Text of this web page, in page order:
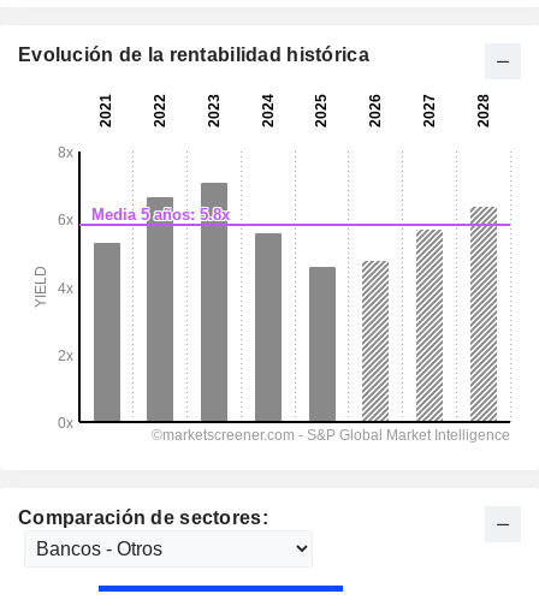
Comparación de sectores:
Evolución de la rentabilidad histórica